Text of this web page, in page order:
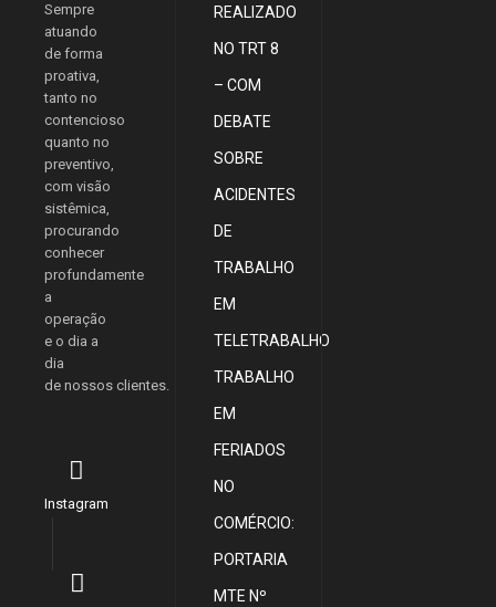
Sempre
atuando
de forma
proativa,
tanto no
contencioso
quanto no
preventivo,
com visão
sistêmica,
procurando
conhecer
profundamente
a
operação
e o dia a
dia
de nossos clientes.
Instagram
REALIZADO
NO TRT 8
– COM
DEBATE
SOBRE
ACIDENTES
DE
TRABALHO
EM
TELETRABALHO
TRABALHO
EM
FERIADOS
NO
COMÉRCIO:
PORTARIA
MTE Nº